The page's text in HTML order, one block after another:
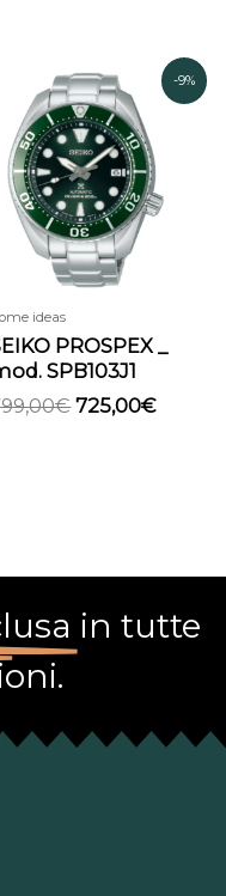
-9%
ideas
PROSPEX _
SPB103J1
€
Il
prezzo
originale
era:
799,00€.
725,00€
Il
prezzo
in tutte